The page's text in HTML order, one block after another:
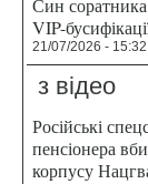
Син
VIP-
21/07/2026 - 15:32
з відео
Російські
пенсіонера
корпусу